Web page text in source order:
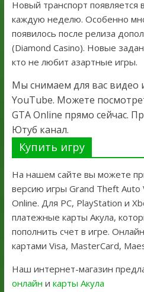
Новый транспорт появляется
каждую неделю. Особенно
появилось после релиза
(Diamond Casino). Новые
кто не любит азартные игры.
Мы снимаем для вас видео
YouTube. Можете
GTA Online прямо сейчас.
Ютуб канал.
Купить игру
На нашем сайте вы можете
версию игры Grand Theft Auto
Online. Для PC, PlayStation и
платежные карты Акула,
пополнить счет в игре.
картами Visa, MasterCard,
Наш интернет-магазин
онлайн и карты Акула